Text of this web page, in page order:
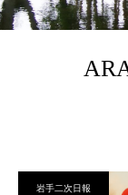
岩手二次日報